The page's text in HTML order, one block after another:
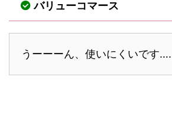
バリューコマース
うーーーん、使いにくいです